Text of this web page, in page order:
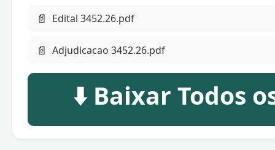
📄 Edital 3452.26.pdf
📄 Adjudicacao 3452.26.pdf
⬇️ Baixar Todos